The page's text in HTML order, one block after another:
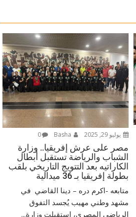
يوليو 29, 2025 0
مصر على عرش إفريقيا.. وزارة
الشباب والرياضة تستقبل أبطال
الكاراتيه بعد التتويج التاريخي بلقب
بطولة إفريقيا بـ 36 ميدالية
متابعه -اكرم دره – دينا القاضي في
مشهد وطني مهيب يُجسد التفوق
الرياضي المصري، استقبلت وزارة...